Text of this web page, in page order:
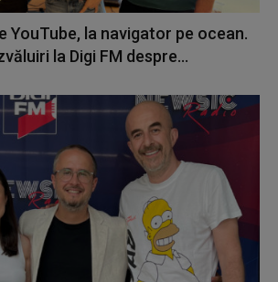
YouTube, la navigator pe ocean.
la Digi FM despre...